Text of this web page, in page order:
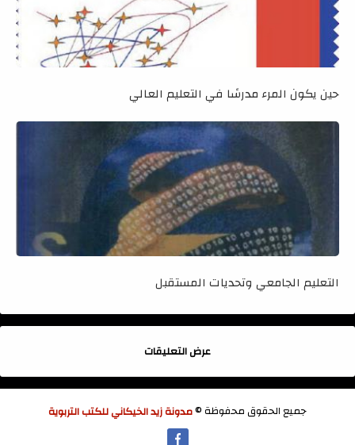
حين يكون المرء مدرسًا في التعليم العالي
التعليم الجامعي وتحديات المستقبل
عرض التعليقات
جميع الحقوق محفوظة ©مدونة زيد الخيكاني للكتب التربوية